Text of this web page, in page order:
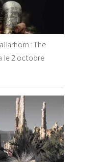
: The
le 2 octobre